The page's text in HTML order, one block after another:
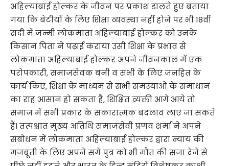
अहिल्याबाई होल्कर के जीवन पर प्रकाश डालते हुए बताया
गया कि बेटीयों के लिए शिक्षा व्यवस्था नहीं होने पर भी 18वीं
सदी में जन्मी लोकमाता अहिल्याबाई होल्कर को उनके
किसान पिता ने पढ़ाई कराया उसी शिक्षा के प्रभाव से
लोकमाता अहिल्याबाई होल्कर अपने जीवनकाल में एक
परोपकारी, समाजसेवक बनी व सभी के लिए जनहित के
कार्य किए, शिक्षा के माध्यम से सभी समस्याओ के समाधान
का राह आसान हो सकता है, शिक्षित व्यक्ती आगे आये तो
समाज में सभी प्रकार के सकारात्मक बदलाव लाए जा सकते
हैं। तत्पश्चात मुख्य अतिथि समाजसेवी प्रणव शर्मा ने अपने
संबोधन में लोकमाता अहिल्याबाई होल्कर द्वारा न्याय की
मजबूती के लिए अपने सगे पुत्र को भी मौत की सजा देने से